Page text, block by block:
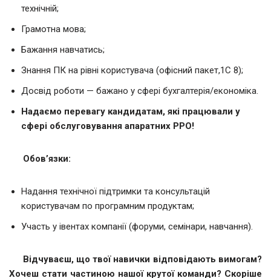
технічній;
Грамотна мова;
Бажання навчатись;
Знання ПК на рівні користувача (офісний пакет,1С 8);
Досвід роботи — бажано у сфері бухгалтерія/економіка.
Надаємо перевагу кандидатам, які працювали у
сфері обслуговування апаратних РРО!
Обов’язки:
Надання технічної підтримки та консультацій
користувачам по програмним продуктам;
Участь у івентах компанії (форуми, семінари, навчання).
Відчуваєш, що твої навички відповідають вимогам?
Хочеш стати частиною нашої крутої команди? Скоріше